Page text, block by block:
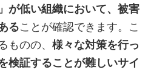
が低い組織において、被害
ることが確認できます。こ
ものの、 様々な対策を行っ
検証することが難しいサイ